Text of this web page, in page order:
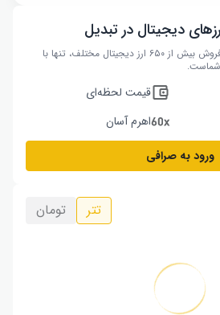
دیجیتال در تبدیل
فرصت کسب سود از خرید و فروش بیش از ۶۵۰ ارز دیجیتال مختلف، تنها با
قیمت لحظه‌ای
اهرم آسان
ورود به صرافی
تتر تومان